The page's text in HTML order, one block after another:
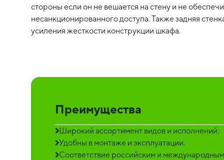
стороны если он не вешается на стену и не
несанкционированного доступа. Также задняя
усиления жесткости конструкции шкафа.
Преимущества
Широкий ассортимент видов и исполнений.
Удобны в монтаже и эксплуатации.
Соответствие российским и